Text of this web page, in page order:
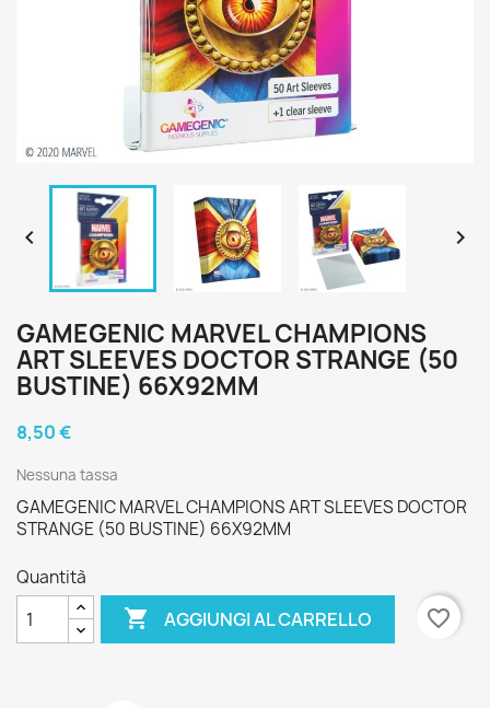
 
GAMEGENIC MARVEL CHAMPIONS
ART SLEEVES DOCTOR STRANGE (50
BUSTINE) 66X92MM
8,50 €
Nessuna tassa
GAMEGENIC MARVEL CHAMPIONS ART SLEEVES DOCTOR
STRANGE (50 BUSTINE) 66X92MM
Quantità
 AGGIUNGI AL CARRELLO favorite_border